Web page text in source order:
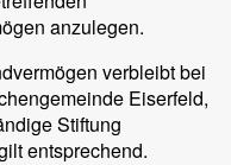
anzulegen.
verbleibt bei
Eiserfeld,
Stiftung
entsprechend.